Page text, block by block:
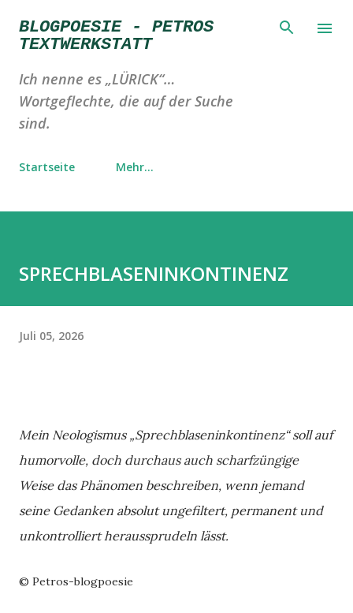
Direkt zum Hauptbereich
BLOGPOESIE - PETROS
TEXTWERKSTATT
Ich nenne es „LÜRICK“…
Wortgeflechte, die auf der Suche
sind.
Startseite Mehr…
SPRECHBLASENINKONTINENZ
Juli 05, 2026
Mein Neologismus „Sprechblaseninkontinenz“ soll auf
humorvolle, doch durchaus auch scharfzüngige
Weise das Phänomen beschreiben, wenn jemand
seine Gedanken absolut ungefiltert, permanent und
unkontrolliert heraussprudeln lässt.
© Petros-blogpoesie